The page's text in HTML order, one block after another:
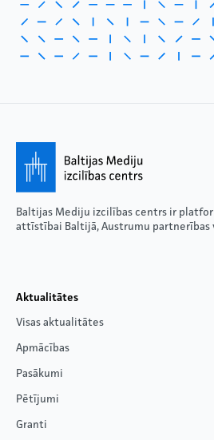
Baltijas Mediju izcilības centrs ir
attīstībai Baltijā, Austrumu partnerības
Aktualitātes
Visas aktualitātes
Apmācības
Pasākumi
Pētījumi
Granti